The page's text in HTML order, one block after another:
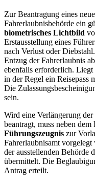
Zur Beantragung eines
Fahrerlaubnisbehörde ein
biometrisches Lichtbild
Erstausstellung eines
nach Verlust oder
Entzug der Fahrerlaubnis
ebenfalls erforderlich.
in der Regel ein Reisepass
Die
sein.
Wird eine Verlängerung
beantragt, muss neben dem
Führungszeugnis zur
Fahrerlaubnisamt
der ausstellenden Behörde
übermittelt. Die
Antrag erteilt.